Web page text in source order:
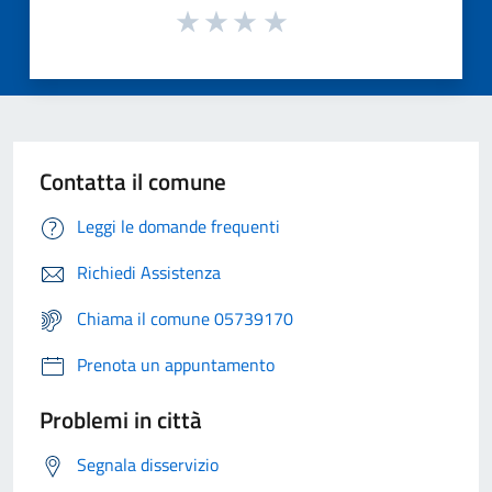
Contatta il comune
Leggi le domande frequenti
Richiedi Assistenza
Chiama il comune 05739170
Prenota un appuntamento
Problemi in città
Segnala disservizio